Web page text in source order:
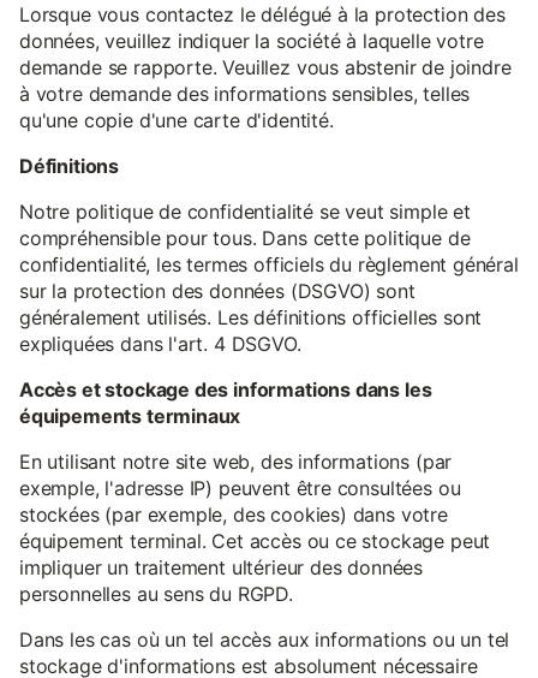
Lorsque vous contactez le délégué à la protection des
données, veuillez indiquer la société à laquelle votre
demande se rapporte. Veuillez vous abstenir de joindre
à votre demande des informations sensibles, telles
qu'une copie d'une carte d'identité.
Définitions
Notre politique de confidentialité se veut simple et
compréhensible pour tous. Dans cette politique de
confidentialité, les termes officiels du règlement général
sur la protection des données (DSGVO) sont
généralement utilisés. Les définitions officielles sont
expliquées dans l'art. 4 DSGVO.
Accès et stockage des informations dans les
équipements terminaux
En utilisant notre site web, des informations (par
exemple, l'adresse IP) peuvent être consultées ou
stockées (par exemple, des cookies) dans votre
équipement terminal. Cet accès ou ce stockage peut
impliquer un traitement ultérieur des données
personnelles au sens du RGPD.
Dans les cas où un tel accès aux informations ou un tel
stockage d'informations est absolument nécessaire